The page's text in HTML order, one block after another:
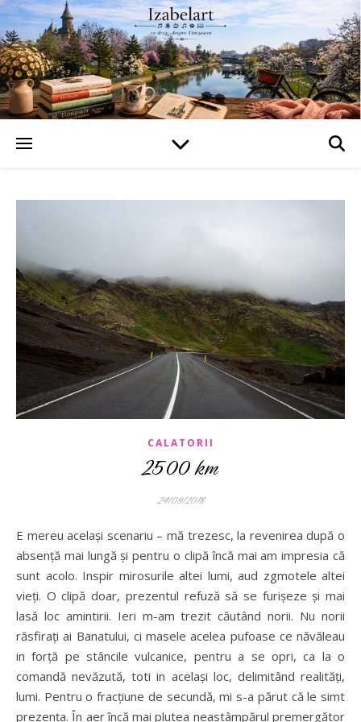
CALATORII
2500 km
24/09/2018
E mereu același scenariu – mă trezesc, la revenirea după o
absență mai lungă și pentru o clipă încă mai am impresia că
sunt acolo. Inspir mirosurile altei lumi, aud zgmotele altei
vieți. O clipă doar, prezentul refuză să se furișeze și mai
lasă loc amintirii. Ieri m-am trezit căutând norii. Nu norii
răsfirați ai Banatului, ci masele acelea pufoase ce năvăleau
in forță pe stâncile vulcanice, pentru a se opri, ca la o
comandă nevăzută, toti in același loc, delimitând realități,
lumi. Pentru o fracțiune de secundă, mi s-a părut că le simt
prezența. În aer încă mai plutea neastâmpărul premergător